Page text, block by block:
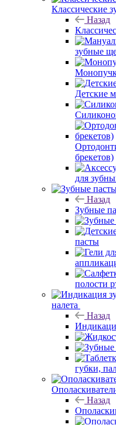
Классические
Назад
зубные
Детские
брекетов)
для
Назад
Зубные
пасты
полости
налета
Назад
губки,
Назад